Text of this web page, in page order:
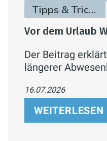
Tipps & Tricks
Vor dem Urlaub
Der Beitrag
längerer
und wie man
reduziert.
16.07.2026
WEITERLESEN